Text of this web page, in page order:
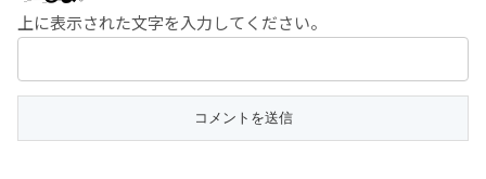
上に表示された文字を入力してください。